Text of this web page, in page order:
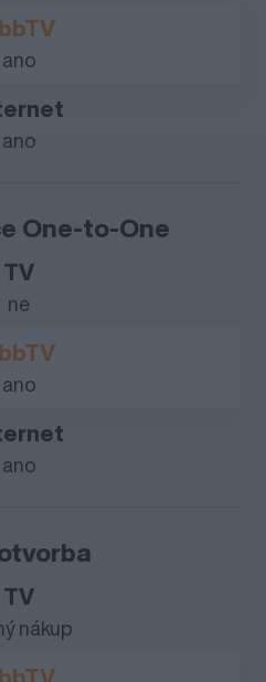
ano
ano
One-to-One
ne
ano
ano
nákup